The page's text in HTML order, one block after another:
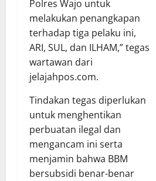
Polres Wajo untuk
melakukan penangkapan
terhadap tiga pelaku ini,
ARI, SUL, dan ILHAM,” tegas
wartawan dari
jelajahpos.com.
Tindakan tegas diperlukan
untuk menghentikan
perbuatan ilegal dan
mengancam ini serta
menjamin bahwa BBM
bersubsidi benar-benar